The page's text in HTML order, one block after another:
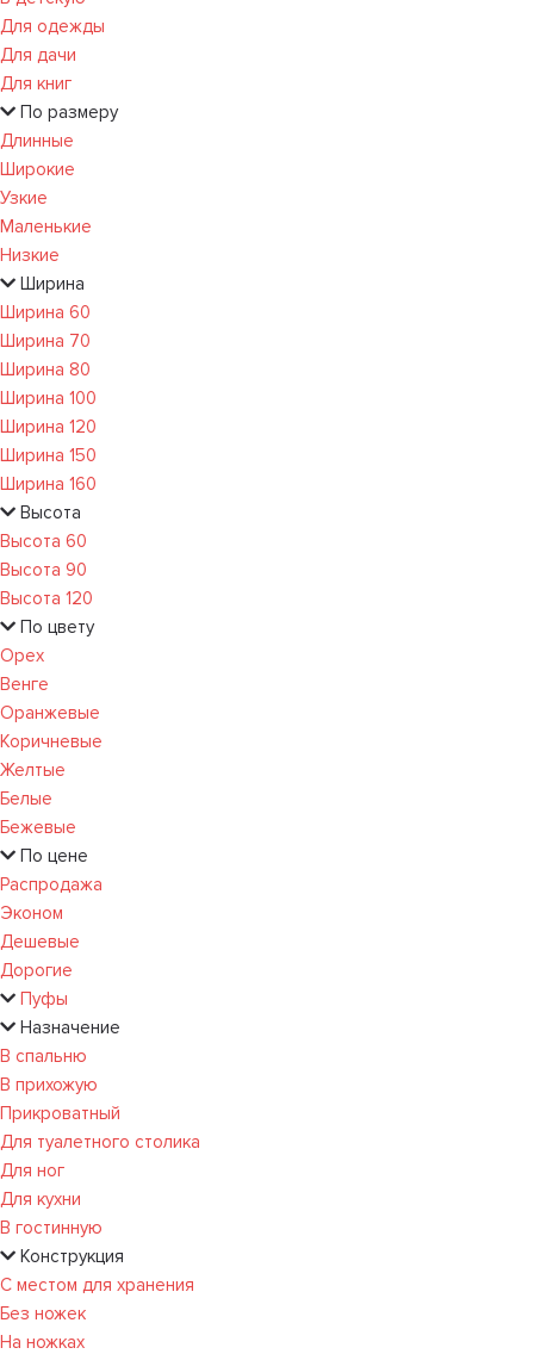
Для одежды
Для дачи
Для книг
По размеру
Длинные
Широкие
Узкие
Маленькие
Низкие
Ширина
Ширина 60
Ширина 70
Ширина 80
Ширина 100
Ширина 120
Ширина 150
Ширина 160
Высота
Высота 60
Высота 90
Высота 120
По цвету
Орех
Венге
Оранжевые
Коричневые
Желтые
Белые
Бежевые
По цене
Распродажа
Эконом
Дешевые
Дорогие
Пуфы
Назначение
В спальню
В прихожую
Прикроватный
Для туалетного столика
Для ног
Для кухни
В гостинную
Конструкция
С местом для хранения
Без ножек
На ножках